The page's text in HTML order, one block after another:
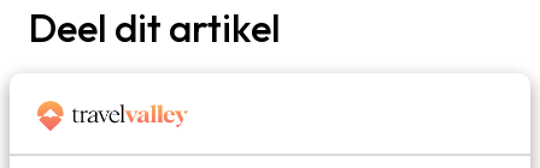
Deel dit artikel